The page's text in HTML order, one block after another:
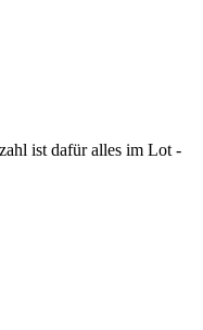
ist dafür alles im Lot -